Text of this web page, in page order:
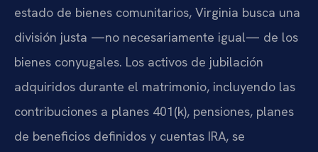
estado de bienes comunitarios, Virginia busca una
división justa —no necesariamente igual— de los
bienes conyugales. Los activos de jubilación
adquiridos durante el matrimonio, incluyendo las
contribuciones a planes 401(k), pensiones, planes
de beneficios definidos y cuentas IRA, se